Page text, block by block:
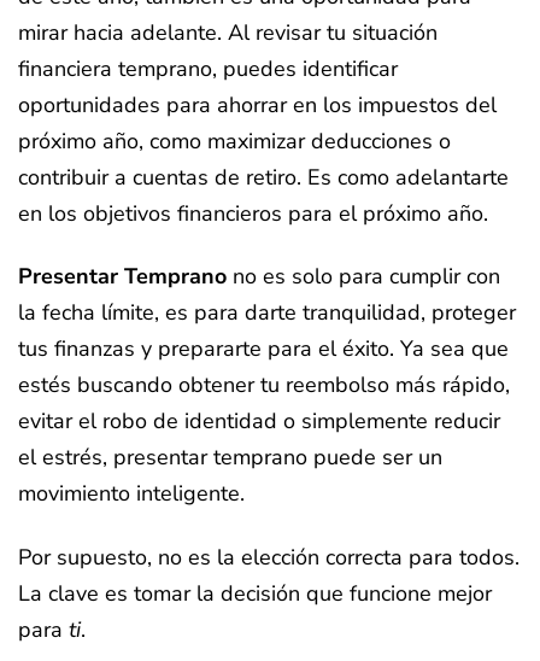
mirar hacia adelante. Al revisar tu situación
financiera temprano, puedes identificar
oportunidades para ahorrar en los impuestos del
próximo año, como maximizar deducciones o
contribuir a cuentas de retiro. Es como adelantarte
en los objetivos financieros para el próximo año.
Presentar Temprano no es solo para cumplir con
la fecha límite, es para darte tranquilidad, proteger
tus finanzas y prepararte para el éxito. Ya sea que
estés buscando obtener tu reembolso más rápido,
evitar el robo de identidad o simplemente reducir
el estrés, presentar temprano puede ser un
movimiento inteligente.
Por supuesto, no es la elección correcta para todos.
La clave es tomar la decisión que funcione mejor
para ti.